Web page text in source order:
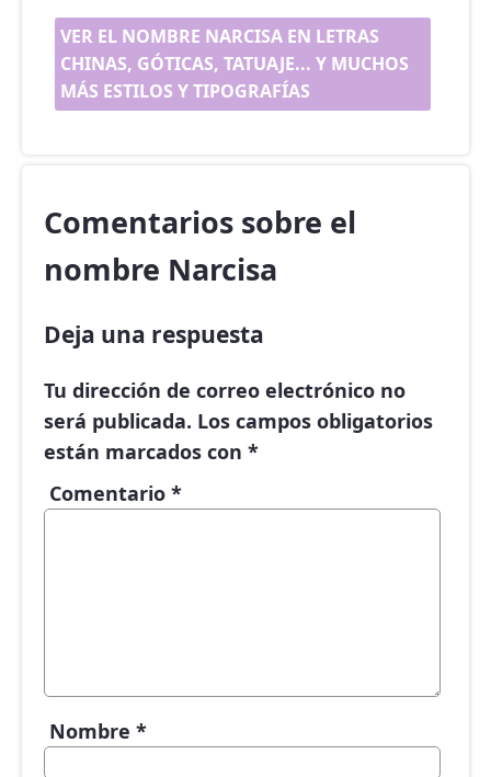
VER EL NOMBRE NARCISA EN LETRAS
CHINAS, GÓTICAS, TATUAJE... Y MUCHOS
MÁS ESTILOS Y TIPOGRAFÍAS
Comentarios sobre el
nombre Narcisa
Deja una respuesta
Tu dirección de correo electrónico no
será publicada. Los campos obligatorios
están marcados con *
Comentario *
Nombre *